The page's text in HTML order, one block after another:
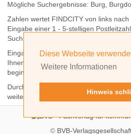
Diese Webseite
Weitere Informationen
Hinweis
Mögliche Suchergebnisse: Burg Burg
Zahlen wertet FINDCITY von links
Eingabe einer 1 - 5-stelligen
Suchbereiche einschränken.
Eingabe:
10
Ihnen werden
alle Orteangezeigt, deren
beginnt.
Durch Hinzufügen weiterer Ziffern
weiter einschränken.
FINDCITY präsentiert Ihnen
Postleitzahl gehörende Kommune; in
© BVB-